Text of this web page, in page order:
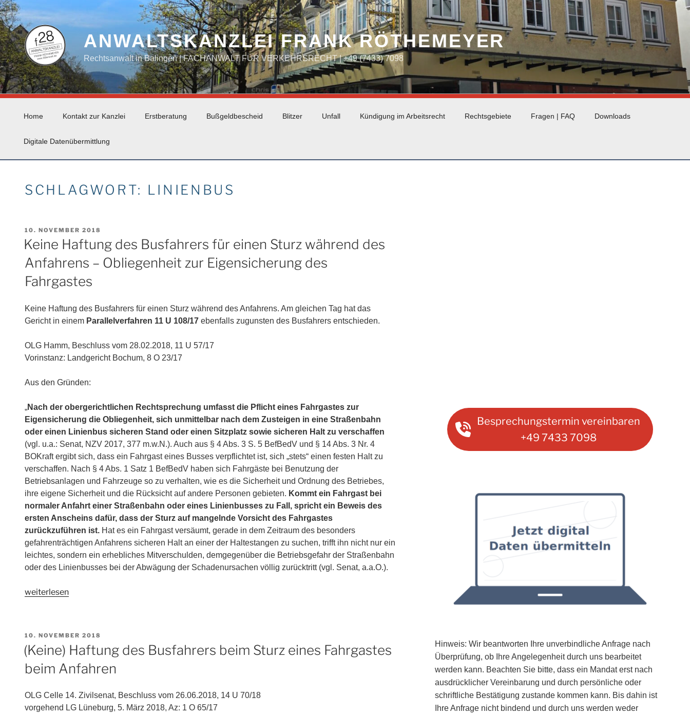
Zum
Inhalt
springen
ANWALTSKANZLEI FRANK RÖTHEMEYER
Rechtsanwalt in Balingen | FACHANWALT FÜR VERKEHRSRECHT | +49 (7433) 7098
Home Kontakt zur Kanzlei Erstberatung Bußgeldbescheid Blitzer Unfall Kündigung im Arbeitsrecht Rechtsgebiete Fragen | FAQ Downloads
Digitale Datenübermittlung
SCHLAGWORT: LINIENBUS
VERÖFFENTLICHT
AM
10. NOVEMBER 2018
Keine Haftung des Busfahrers für einen Sturz während des
Anfahrens – Obliegenheit zur Eigensicherung des
Fahrgastes
Keine Haftung des Busfahrers für einen Sturz während des Anfahrens. Am gleichen Tag hat das
Gericht in einem Parallelverfahren 11 U 108/17 ebenfalls zugunsten des Busfahrers entschieden.
OLG Hamm, Beschluss vom 28.02.2018, 11 U 57/17
Vorinstanz: Landgericht Bochum, 8 O 23/17
Aus den Gründen:
„Nach der obergerichtlichen Rechtsprechung umfasst die Pflicht eines Fahrgastes zur
Eigensicherung die Obliegenheit, sich unmittelbar nach dem Zusteigen in eine Straßenbahn
oder einen Linienbus sicheren Stand oder einen Sitzplatz sowie sicheren Halt zu verschaffen
(vgl. u.a.: Senat, NZV 2017, 377 m.w.N.). Auch aus § 4 Abs. 3 S. 5 BefBedV und § 14 Abs. 3 Nr. 4
BOKraft ergibt sich, dass ein Fahrgast eines Busses verpflichtet ist, sich „stets“ einen festen Halt zu
verschaffen. Nach § 4 Abs. 1 Satz 1 BefBedV haben sich Fahrgäste bei Benutzung der
Betriebsanlagen und Fahrzeuge so zu verhalten, wie es die Sicherheit und Ordnung des Betriebes,
ihre eigene Sicherheit und die Rücksicht auf andere Personen gebieten. Kommt ein Fahrgast bei
normaler Anfahrt einer Straßenbahn oder eines Linienbusses zu Fall, spricht ein Beweis des
ersten Anscheins dafür, dass der Sturz auf mangelnde Vorsicht des Fahrgastes
zurückzuführen ist. Hat es ein Fahrgast versäumt, gerade in dem Zeitraum des besonders
gefahrenträchtigen Anfahrens sicheren Halt an einer der Haltestangen zu suchen, trifft ihn nicht nur ein
leichtes, sondern ein erhebliches Mitverschulden, demgegenüber die Betriebsgefahr der Straßenbahn
oder des Linienbusses bei der Abwägung der Schadenursachen völlig zurücktritt (vgl. Senat, a.a.O.).
„Keine
für
einen
Sturz
des
Anfahrens
weiterlesen
VERÖFFENTLICHT
10. NOVEMBER 2018
(Keine) Haftung des Busfahrers beim Sturz eines Fahrgastes
beim Anfahren
OLG Celle 14. Zivilsenat, Beschluss vom 26.06.2018, 14 U 70/18
vorgehend LG Lüneburg, 5. März 2018, Az: 1 O 65/17
Besprechungstermin vereinbaren
+49 7433 7098
Hinweis: Wir beantworten Ihre unverbindliche Anfrage nach
Überprüfung, ob Ihre Angelegenheit durch uns bearbeitet
werden kann. Beachten Sie bitte, dass ein Mandat erst nach
ausdrücklicher Vereinbarung und durch persönliche oder
schriftliche Bestätigung zustande kommen kann. Bis dahin ist
Ihre Anfrage nicht bindend und durch uns werden weder